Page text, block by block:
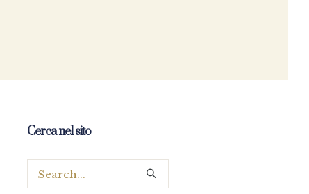
Cerca nel sito